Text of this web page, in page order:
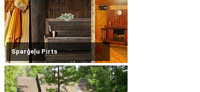
Sparģeļu Pirts